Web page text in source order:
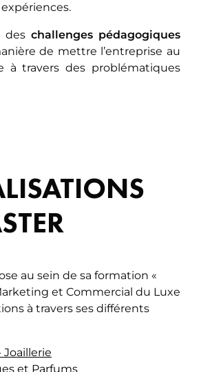
deschallenges pédagogiques
de mettre l’entreprise au
à travers des problématiques
au sein de sa formation «
et Commercial du Luxe
à travers ses différents
et Parfums